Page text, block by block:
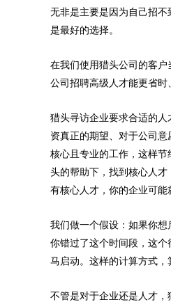
无非是主要是因为自己招
是最好的选择。
在我们使用猎头公司的客
公司招聘高级人才能更省时
猎头寻访企业要求合适的
资真正的期望、对于公司
核心且专业的工作，这样
头的帮助下，找到核心人
有核心人才，你的企业可能
我们做一个假设：如果你
你错过了这个时间段，这
马启动。这样的计算方式，
不管是对于企业还是人才